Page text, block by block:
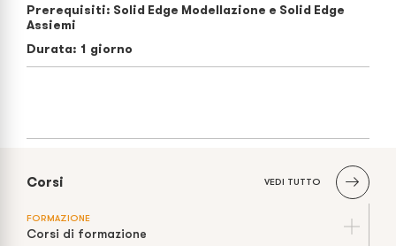
Prerequisiti: Solid Edge Modellazione e Solid Edge
Assiemi
Durata: 1 giorno
Corsi VEDI TUTTO
FORMAZIONE
Corsi di formazione